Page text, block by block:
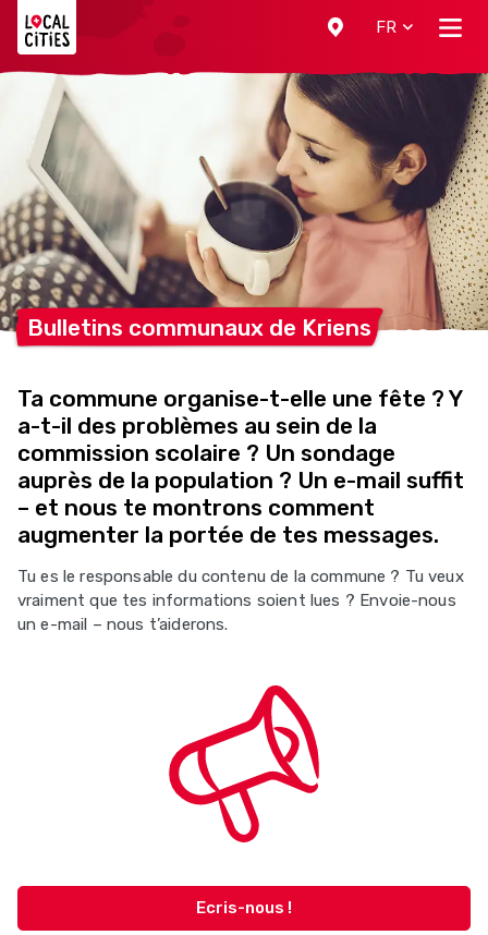
FR
Bulletins communaux de Kriens
Ta commune organise-t-elle une fête ? Y
a-t-il des problèmes au sein de la
commission scolaire ? Un sondage
auprès de la population ? Un e-mail suffit
– et nous te montrons comment
augmenter la portée de tes messages.
Tu es le responsable du contenu de la commune ? Tu veux
vraiment que tes informations soient lues ? Envoie-nous
un e-mail – nous t’aiderons.
Ecris-nous !